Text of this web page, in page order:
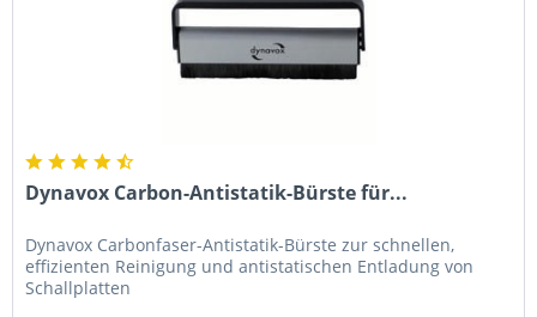
Dynavox Carbon-Antistatik-Bürste für...
Dynavox Carbonfaser-Antistatik-Bürste zur schnellen,
effizienten Reinigung und antistatischen Entladung von
Schallplatten